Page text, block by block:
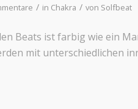
/ in Chakra / von Solfbeat
Beats ist farbig wie ein
mit unterschiedlichen